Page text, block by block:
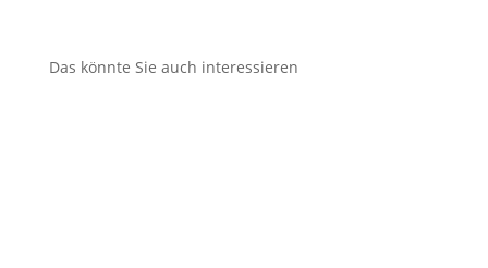
Das könnte Sie auch interessieren